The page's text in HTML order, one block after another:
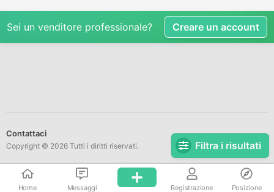
Filtra i risultati
Sei un venditore professionale? Creare un account
Contattaci
Copyright © 2026 Tutti i diritti riservati.
Home Messaggi Registrazione Posizione